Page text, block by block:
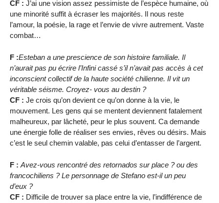
CF : J’ai une vision assez pessimiste de l’espèce humaine, où
une minorité suffit à écraser les majorités. Il nous reste
l’amour, la poésie, la rage et l’envie de vivre autrement. Vaste
combat…
F :Esteban a une prescience de son histoire familiale. Il
n’aurait pas pu écrire l’Infini cassé s’il n’avait pas accès à cet
inconscient collectif de la haute société chilienne. Il vit un
véritable séisme. Croyez- vous au destin ?
CF : Je crois qu’on devient ce qu’on donne à la vie, le
mouvement. Les gens qui se mentent deviennent fatalement
malheureux, par lâcheté, peur le plus souvent. Ca demande
une énergie folle de réaliser ses envies, rêves ou désirs. Mais
c’est le seul chemin valable, pas celui d’entasser de l’argent.
F : Avez-vous rencontré des retornados sur place ? ou des
francochiliens ? Le personnage de Stefano est-il un peu
d’eux ?
CF : Difficile de trouver sa place entre la vie, l’indifférence de